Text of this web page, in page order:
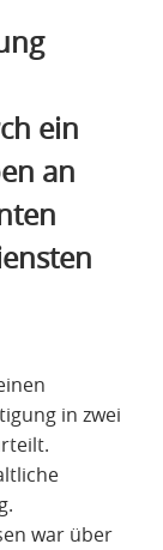
ein
an
in zwei
war über